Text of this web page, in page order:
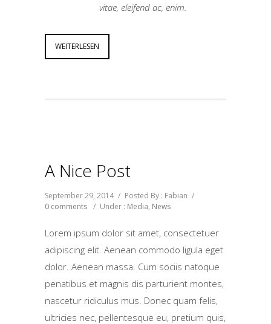
vitae, eleifend ac, enim.
WEITERLESEN
A Nice Post
September 29, 2014 / Posted By : Fabian /
0 comments / Under : Media, News
Lorem ipsum dolor sit amet, consectetuer
adipiscing elit. Aenean commodo ligula eget
dolor. Aenean massa. Cum sociis natoque
penatibus et magnis dis parturient montes,
nascetur ridiculus mus. Donec quam felis,
ultricies nec, pellentesque eu, pretium quis,